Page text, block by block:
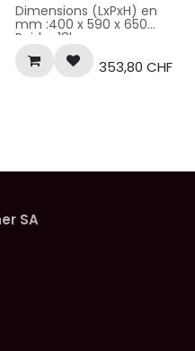
Dimensions (LxPxH) en
mm :400 x 590 x 650
Poids : 18kg
353,80 CHF
SA